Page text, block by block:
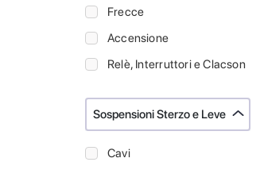
Frecce
Accensione
Relè, Interruttori e Clacson
Sospensioni Sterzo e Leve
Cavi